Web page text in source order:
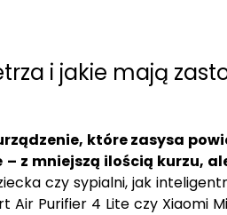
i jakie mają
które zasysa
z mniejszą ilością kurzu,
czy sypialni, jak
Air Purifier 4 Lite czy